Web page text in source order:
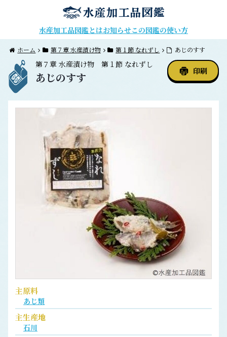
水産加工品図鑑とはお知らせこの図鑑の使い方
ホーム 第７章 水産漬け物 第１節 なれずし あじのすす
第７章 水産漬け物 第１節 なれずし
あじのすす 印刷
主原料
あじ類
主生産地
石川